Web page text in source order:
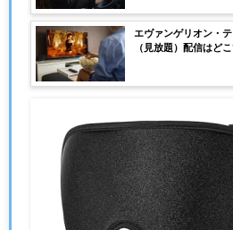
エヴァンゲリオン・
（見放題）配信はど